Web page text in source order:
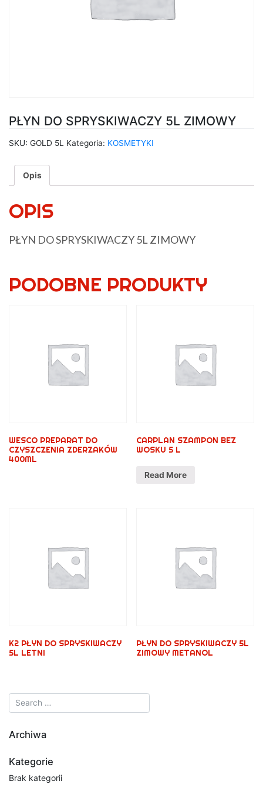
PŁYN DO SPRYSKIWACZY 5L ZIMOWY
SKU: GOLD 5L Kategoria: KOSMETYKI
Opis
OPIS
PŁYN DO SPRYSKIWACZY 5L ZIMOWY
PODOBNE PRODUKTY
WESCO PREPARAT DO
CZYSZCZENIA ZDERZAKÓW
400ML
CARPLAN SZAMPON BEZ
WOSKU 5 L
Read More
K2 PŁYN DO SPRYSKIWACZY
5L LETNI
PŁYN DO SPRYSKIWACZY 5L
ZIMOWY METANOL
Archiwa
Kategorie
Brak kategorii